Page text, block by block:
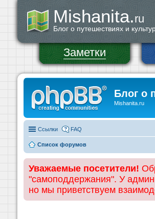
Mishanita.ru
Блог о путешествиях и
Заметки
Блог о
Mishanita.ru
Ссылки FAQ
Список форумов
Уважаемые посетители!
"самоподдержания". У
но мы приветствуем